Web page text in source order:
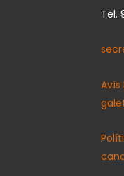
Tel.
Avís